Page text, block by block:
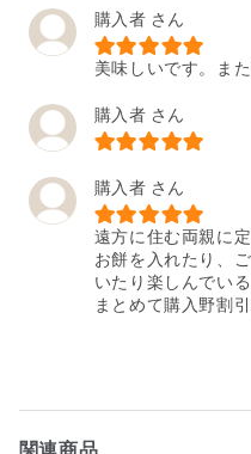
購入者
美味しいです。ま
購入者
購入者
遠方に住む両親に
お餅を入れたり、
いたり楽しんでいる
まとめて購入野割
関連商品